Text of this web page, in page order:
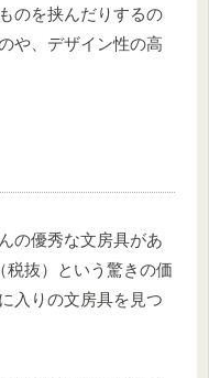
のを挟んだりするの
や、デザイン性の高
の優秀な文房具があ
税抜）という驚きの価
入りの文房具を見つ